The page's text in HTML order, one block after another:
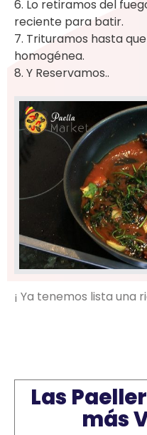
6. Lo retiramos del
reciente para batir.
7. Trituramos hasta
homogénea.
8. Y Reservamos..
¡ Ya tenemos lista una
Las
más